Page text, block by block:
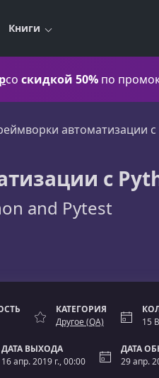
Книги
со скидкой 50% по
автоматизации
с
and Pytest
КАТЕГОРИЯ
Другое (QA)
15
ДАТА ВЫХОДА
16 апр. 2019 г., 00:00
ДАТА
29 апр.